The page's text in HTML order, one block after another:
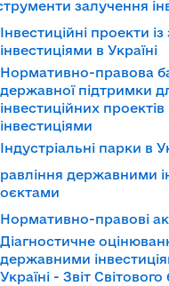
залучення
Інвестиційні проекти
інвестиціями в Україні
Нормативно-правова
державної підтримки
інвестиційних
інвестиціями
Індустріальні парки в
державними
Нормативно-правові
Діагностичне
державними
Україні - Звіт